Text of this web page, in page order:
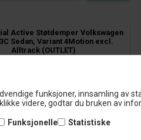
funksjoner, innsamling av
videre, godtar du bruken av
Funksjonelle
Statistiske
Active Støtdemper Volkswagen
Sedan, Variant 4Motion excl.
Alltrack (OUTLET)